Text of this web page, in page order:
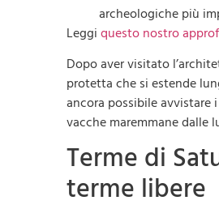
archeologiche più
Leggi questo nostro
Dopo aver visitato
protetta che si estende
ancora possibile avvistare
vacche maremmane dalle
Terme di
terme libere